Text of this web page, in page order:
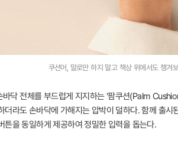
쿠션어, 말로만 하지 말고 책상 위에서도 챙
닥 전체를 부드럽게 지지하는 '팜쿠션(Palm
라도 손바닥에 가해지는 압박이 덜하다. 함께 출
을 동일하게 제공하여 정밀한 입력을 돕는다.